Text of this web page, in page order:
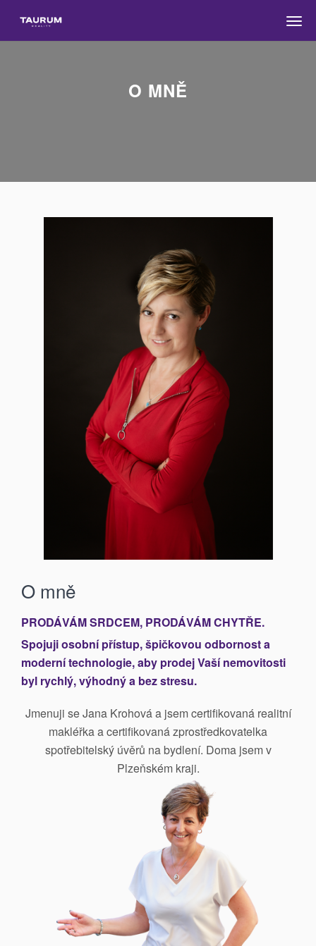
O MNĚ
O mně
PRODÁVÁM SRDCEM, PRODÁVÁM CHYTŘE.
Spojuji osobní přístup, špičkovou odbornost a
moderní technologie, aby prodej Vaší nemovitosti
byl rychlý, výhodný a bez stresu.
Jmenuji se Jana Krohová a jsem certifikovaná realitní
makléřka a certifikovaná zprostředkovatelka
spotřebitelský úvěrů na bydlení. Doma jsem v
Plzeňském kraji.